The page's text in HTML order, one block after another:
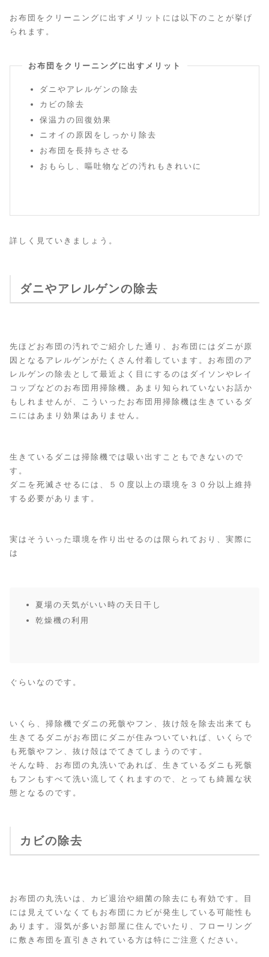
お布団をクリーニングに出すメリットには以下のことが挙げ
られます。
お布団をクリーニングに出すメリット
ダニやアレルゲンの除去
カビの除去
保温力の回復効果
ニオイの原因をしっかり除去
お布団を長持ちさせる
おもらし、嘔吐物などの汚れもきれいに
詳しく見ていきましょう。
ダニやアレルゲンの除去
先ほどお布団の汚れでご紹介した通り、お布団にはダニが原
因となるアレルゲンがたくさん付着しています。お布団のア
レルゲンの除去として最近よく目にするのはダイソンやレイ
コップなどのお布団用掃除機。あまり知られていないお話か
もしれませんが、こういったお布団用掃除機は生きているダ
ニにはあまり効果はありません。
生きているダニは掃除機では吸い出すこともできないので
す。
ダニを死滅させるには、５０度以上の環境を３０分以上維持
する必要があります。
実はそういった環境を作り出せるのは限られており、実際に
は
夏場の天気がいい時の天日干し
乾燥機の利用
ぐらいなのです。
いくら、掃除機でダニの死骸やフン、抜け殻を除去出来ても
生きてるダニがお布団にダニが住みついていれば、いくらで
も死骸やフン、抜け殻はでてきてしまうのです。
そんな時、お布団の丸洗いであれば、生きているダニも死骸
もフンもすべて洗い流してくれますので、とっても綺麗な状
態となるのです。
カビの除去
お布団の丸洗いは、カビ退治や細菌の除去にも有効です。目
には見えていなくてもお布団にカビが発生している可能性も
あります。湿気が多いお部屋に住んでいたり、フローリング
に敷き布団を直引きされている方は特にご注意ください。